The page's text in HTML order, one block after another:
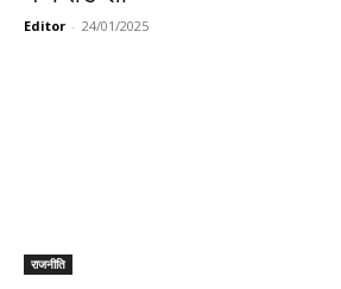
Editor - 24/01/2025
राजनीति